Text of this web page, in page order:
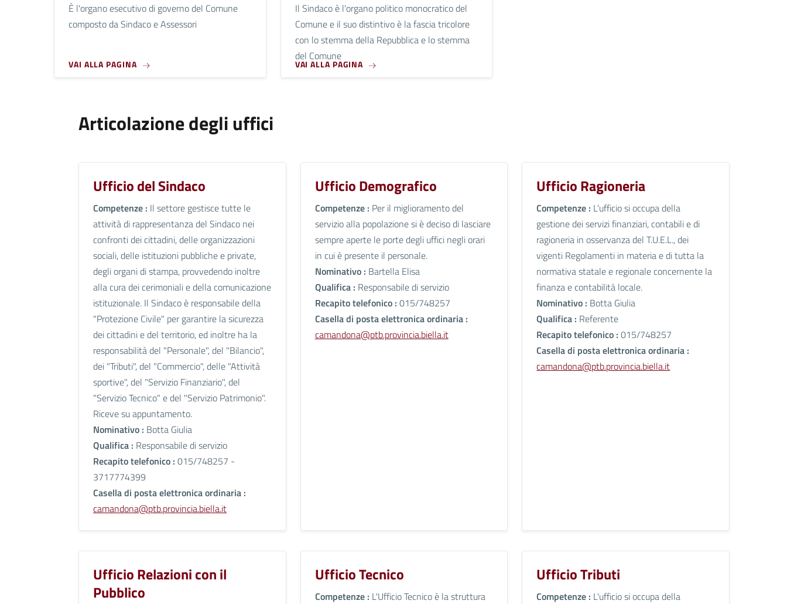
È l'organo esecutivo di governo del Comune
composto da Sindaco e Assessori
VAI ALLA PAGINA
Il Sindaco è l'organo politico monocratico del
Comune e il suo distintivo è la fascia tricolore
con lo stemma della Repubblica e lo stemma
del Comune
VAI ALLA PAGINA
Articolazione degli uffici
Ufficio del Sindaco
Competenze : Il settore gestisce tutte le
attività di rappresentanza del Sindaco nei
confronti dei cittadini, delle organizzazioni
sociali, delle istituzioni pubbliche e private,
degli organi di stampa, provvedendo inoltre
alla cura dei cerimoniali e della comunicazione
istituzionale. Il Sindaco è responsabile della
"Protezione Civile" per garantire la sicurezza
dei cittadini e del territorio, ed inoltre ha la
responsabilità del "Personale", del "Bilancio",
dei "Tributi", del "Commercio", delle "Attività
sportive", del "Servizio Finanziario", del
"Servizio Tecnico" e del "Servizio Patrimonio".
Riceve su appuntamento.
Nominativo : Botta Giulia
Qualifica : Responsabile di servizio
Recapito telefonico : 015/748257 -
3717774399
Casella di posta elettronica ordinaria :
camandona@ptb.provincia.biella.it
Ufficio Demografico
Competenze : Per il miglioramento del
servizio alla popolazione si è deciso di lasciare
sempre aperte le porte degli uffici negli orari
in cui è presente il personale.
Nominativo : Bartella Elisa
Qualifica : Responsabile di servizio
Recapito telefonico : 015/748257
Casella di posta elettronica ordinaria :
camandona@ptb.provincia.biella.it
Ufficio Ragioneria
Competenze : L'ufficio si occupa della
gestione dei servizi finanziari, contabili e di
ragioneria in osservanza del T.U.E.L., dei
vigenti Regolamenti in materia e di tutta la
normativa statale e regionale concernente la
finanza e contabilità locale.
Nominativo : Botta Giulia
Qualifica : Referente
Recapito telefonico :015/748257
Casella di posta elettronica ordinaria :
camandona@ptb.provincia.biella.it
Ufficio Relazioni con il
Pubblico
Ufficio Tecnico
Competenze : L'Ufficio Tecnico è la struttura
Ufficio Tributi
Competenze : L'ufficio si occupa della